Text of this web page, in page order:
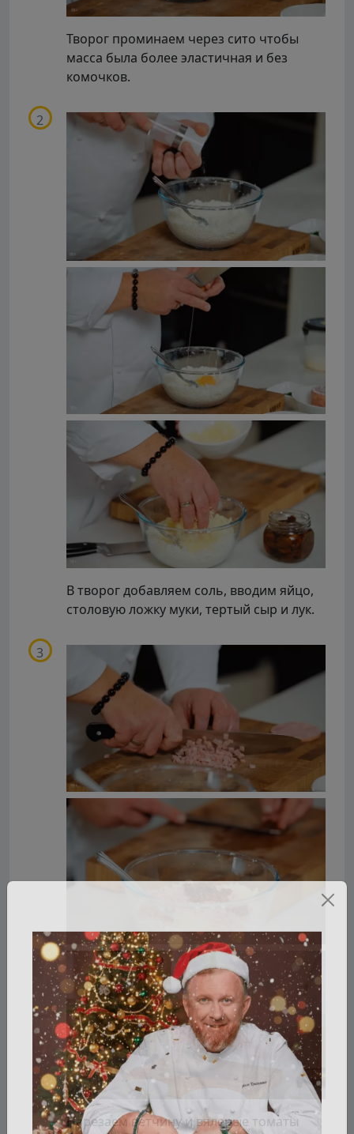
Творог проминаем через сито чтобы
масса была более эластичная и без
комочков.
В творог добавляем соль, вводим яйцо,
столовую ложку муки, тертый сыр и лук.
Нарезаем ветчину и вяленые томаты